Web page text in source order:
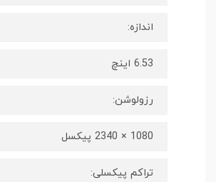
اندازه:
6.53 اینچ
رزولوشن:
1080 × 2340 پیکسل
تراکم پیکسلی: